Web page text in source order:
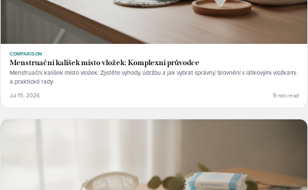
COMPARISON
Menstruační kalíšek místo vložek: Komplexní průvodce
Menstruační kalíšek místo vložek: Zjistěte výhody, údržbu a jak vybrat správný. Srovnění s látkovými vložkami
a praktické rady.
Jul 15, 2026 9 min read